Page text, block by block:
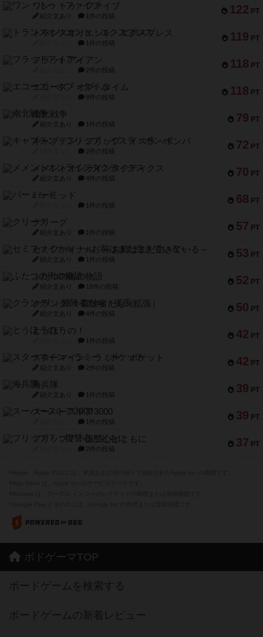
122 PT
ワン・トゥ・ファイブ
紹介文あり 1件の投稿
119 PT
トランスオリエント・エクスプレス
1件の投稿
118 PT
フラットアイアン
2件の投稿
118 PT
エコーズ・オブ・タイム
8件の投稿
79 PT
南北戦争
紹介文あり 1件の投稿
72 PT
キャプテン・フリップ：イスラ・ボンバ
2件の投稿
70 PT
メメントオンラインタクティクス
紹介文あり 4件の投稿
68 PT
パーミッド
1件の投稿
57 PT
クリーグ
紹介文あり 1件の投稿
53 PT
セミファイナル ～お前はまだ生きている～
紹介文あり 1件の投稿
52 PT
ふたつの街の物語
紹介文あり 18件の投稿
50 PT
クランク! ：冒険者たち（拡張）
紹介文あり 4件の投稿
42 PT
とうほうの！
1件の投稿
42 PT
スターマイン・ラミー ポケット
紹介文あり 2件の投稿
39 PT
海兵隊
紹介文あり 1件の投稿
39 PT
スーパーストア3000
1件の投稿
37 PT
フリップ７：復讐心とともに
2件の投稿
ボドゲーマTOP
ボードゲームを検索する
ボードゲームの新着レビュー